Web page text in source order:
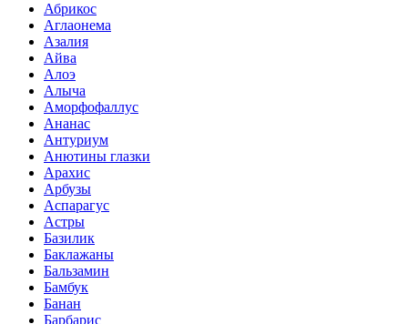
Абрикос
Аглаонема
Азалия
Айва
Алоэ
Алыча
Аморфофаллус
Ананас
Антуриум
Анютины глазки
Арахис
Арбузы
Аспарагус
Астры
Базилик
Баклажаны
Бальзамин
Бамбук
Банан
Барбарис